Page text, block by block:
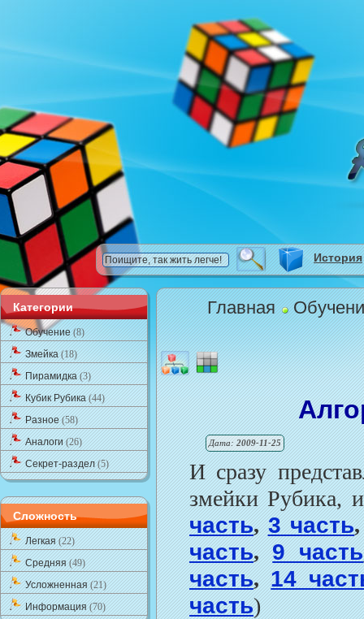
История
Категории
Обучение(8)
Змейка(18)
Пирамидка(3)
Кубик Рубика(44)
Разное(58)
Аналоги(26)
Секрет-раздел(5)
Сложность
Легкая(22)
Средняя(49)
Усложненная(21)
Информация(70)
Главная
Дата:2009-11-25
И сразу
змейки Рубика,
часть,3 часть
часть,9 часть
часть,14
часть)